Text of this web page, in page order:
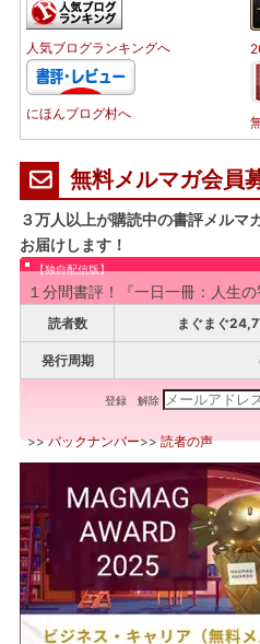
人気ブログランキングへ
にほんブログ村へ
無料メルマガ会員
３万人以上が購読中の書評メルマ
お届けします！
【独自配信版】
１分間書評！『一日一冊：人生の
読者数 まぐまぐ
発行周期
登録 解除
>>バックナンバー>>読者の声